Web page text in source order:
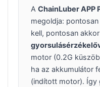
A ChainLuber APP
megoldja:
kell, pontosan
motor (0.2G
ha az akkumulátor
(indított motor). Így